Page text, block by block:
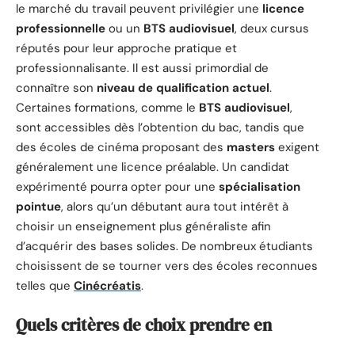
le marché du travail peuvent privilégier une licence
professionnelle ou un BTS audiovisuel, deux cursus
réputés pour leur approche pratique et
professionnalisante. Il est aussi primordial de
connaître son niveau de qualification actuel.
Certaines formations, comme le BTS audiovisuel,
sont accessibles dès l’obtention du bac, tandis que
des écoles de cinéma proposant des masters exigent
généralement une licence préalable. Un candidat
expérimenté pourra opter pour une spécialisation
pointue, alors qu’un débutant aura tout intérêt à
choisir un enseignement plus généraliste afin
d’acquérir des bases solides. De nombreux étudiants
choisissent de se tourner vers des écoles reconnues
telles que Cinécréatis.
Quels critères de choix prendre en